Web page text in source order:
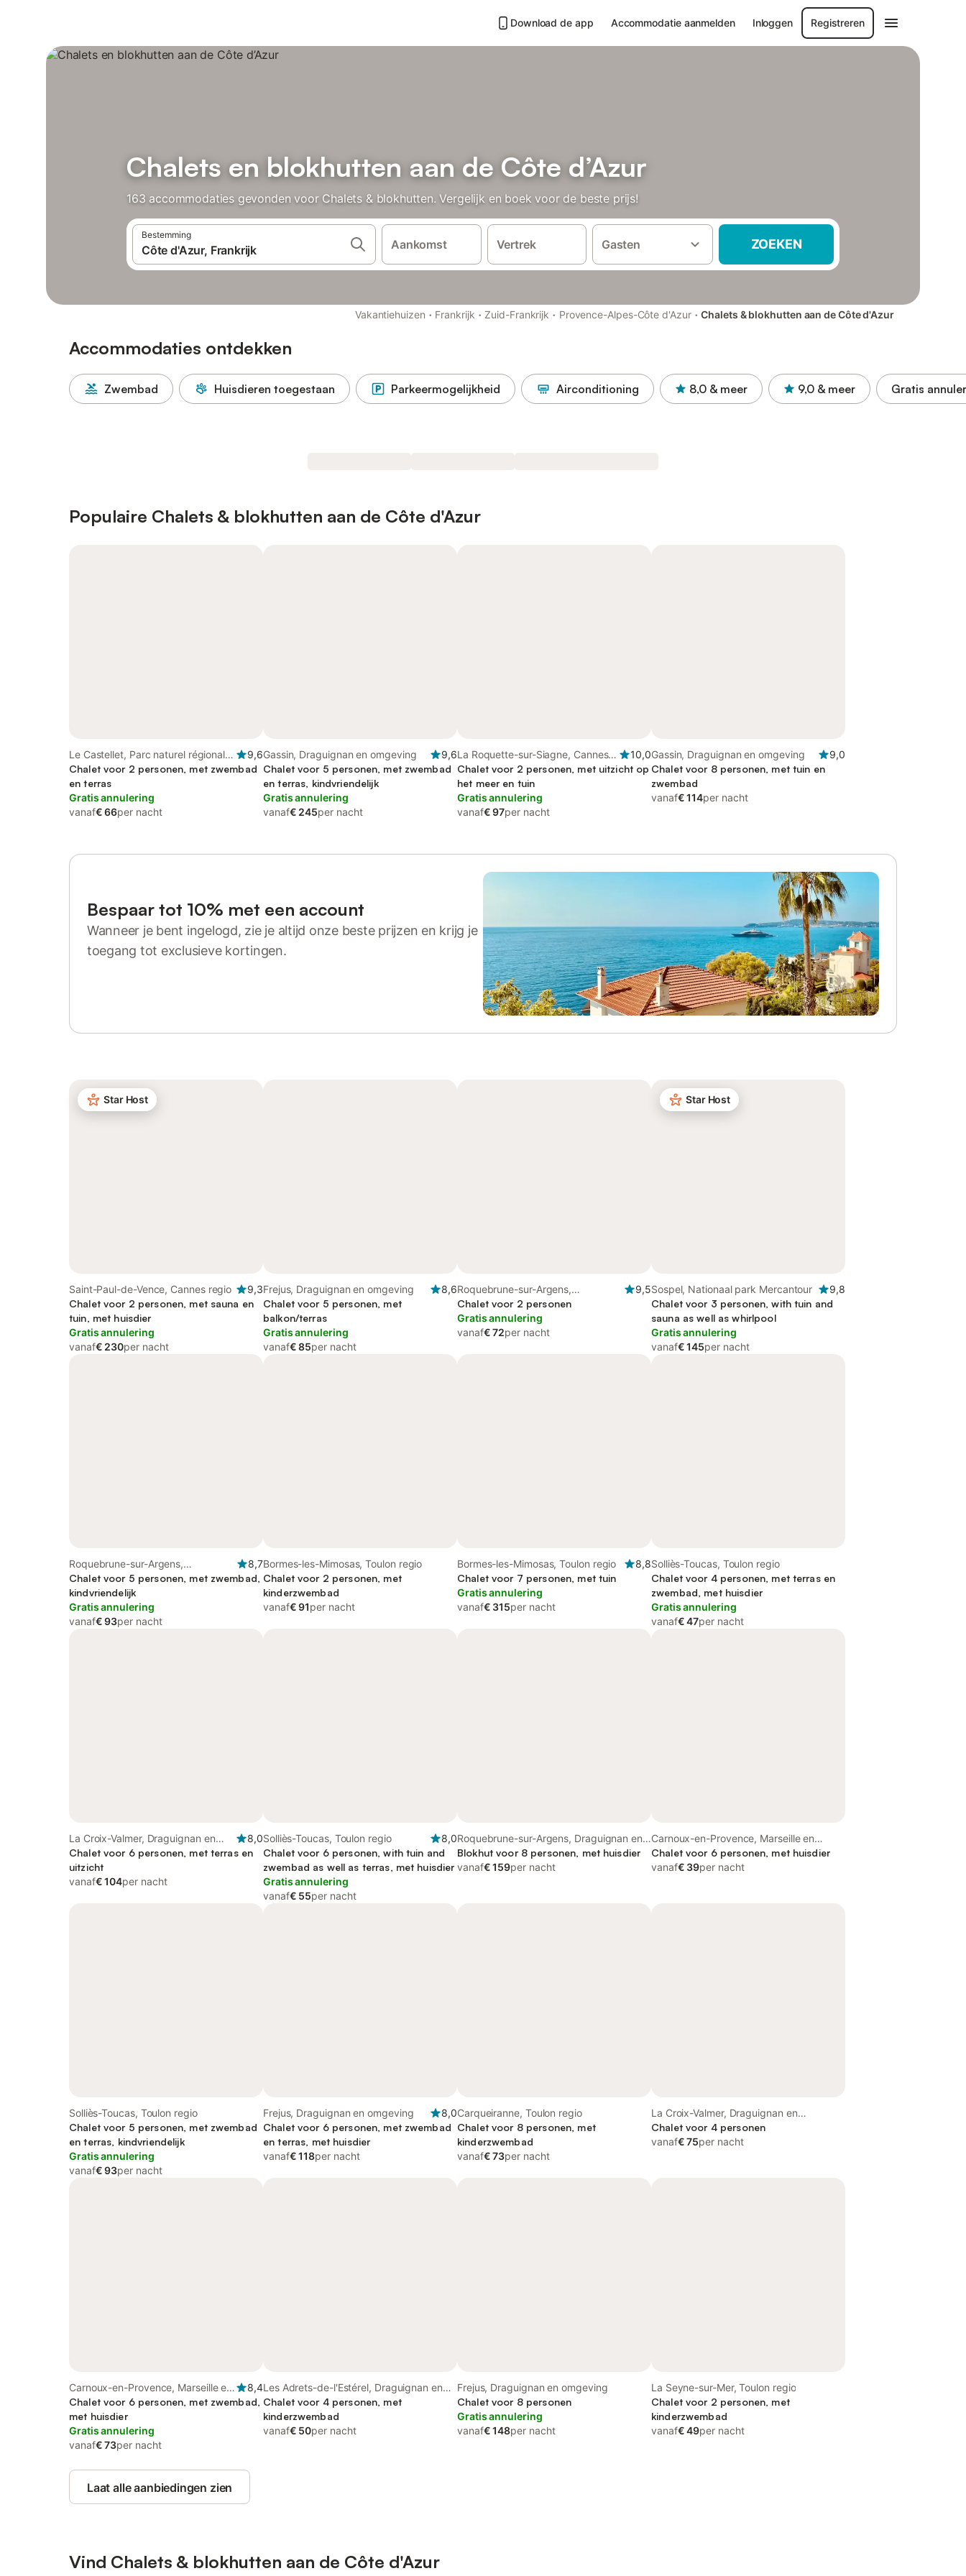
Download de app Accommodatie aanmelden Inloggen Registreren
Chalets en blokhutten aan de Côte d’Azur
163 accommodaties gevonden voor Chalets & blokhutten. Vergelijk en boek voor de beste prijs!
Bestemming
Aankomst Vertrek Gasten ZOEKEN
Vakantiehuizen · Frankrijk · Zuid-Frankrijk · Provence-Alpes-Côte d'Azur · Chalets & blokhutten aan de Côte d'Azur
Accommodaties ontdekken
Zwembad Huisdieren toegestaan Parkeermogelijkheid Airconditioning 8,0 & meer 9,0 & meer Gratis
Populaire Chalets & blokhutten aan de Côte d'Azur
Le Castellet, Parc naturel régional
de la Sainte-Baume
9,6
Chalet voor 2 personen, met zwembad
en terras
Gratis annulering
vanaf€ 66per nacht
Gassin, Draguignan en omgeving
9,6
Chalet voor 5 personen, met zwembad
en terras, kindvriendelijk
Gratis annulering
vanaf€ 245per nacht
La Roquette-sur-Siagne, Cannes
regio
10,0
Chalet voor 2 personen, met uitzicht op
het meer en tuin
Gratis annulering
vanaf€ 97per nacht
Gassin, Draguignan en omgeving
9,0
Chalet voor 8 personen, met tuin en
zwembad
vanaf€ 114per nacht
Bespaar tot 10% met een account
Wanneer je bent ingelogd, zie je altijd onze beste prijzen en krijg je
toegang tot exclusieve kortingen.
Star Host
Saint-Paul-de-Vence, Cannes regio
9,3
Chalet voor 2 personen, met sauna en
tuin, met huisdier
Gratis annulering
vanaf€ 230per nacht
Frejus, Draguignan en omgeving
8,6
Chalet voor 5 personen, met
balkon/terras
Gratis annulering
vanaf€ 85per nacht
Roquebrune-sur-Argens,
Draguignan en omgeving
9,5
Chalet voor 2 personen
Gratis annulering
vanaf€ 72per nacht
Star Host
Sospel, Nationaal park Mercantour
9,8
Chalet voor 3 personen, with tuin and
sauna as well as whirlpool
Gratis annulering
vanaf€ 145per nacht
Roquebrune-sur-Argens,
Draguignan en omgeving
8,7
Chalet voor 5 personen, met zwembad,
kindvriendelijk
Gratis annulering
vanaf€ 93per nacht
Bormes-les-Mimosas, Toulon regio
Chalet voor 2 personen, met
kinderzwembad
vanaf€ 91per nacht
Bormes-les-Mimosas, Toulon regio
8,8
Chalet voor 7 personen, met tuin
Gratis annulering
vanaf€ 315per nacht
Solliès-Toucas, Toulon regio
Chalet voor 4 personen, met terras en
zwembad, met huisdier
Gratis annulering
vanaf€ 47per nacht
La Croix-Valmer, Draguignan en
omgeving
8,0
Chalet voor 6 personen, met terras en
uitzicht
vanaf€ 104per nacht
Solliès-Toucas, Toulon regio
8,0
Chalet voor 6 personen, with tuin and
zwembad as well as terras, met huisdier
Gratis annulering
vanaf€ 55per nacht
Roquebrune-sur-Argens, Draguignan en
omgeving
Blokhut voor 8 personen, met huisdier
vanaf€ 159per nacht
Carnoux-en-Provence, Marseille en
omgeving
Chalet voor 6 personen, met huisdier
vanaf€ 39per nacht
Solliès-Toucas, Toulon regio
Chalet voor 5 personen, met zwembad
en terras, kindvriendelijk
Gratis annulering
vanaf€ 93per nacht
Frejus, Draguignan en omgeving
8,0
Chalet voor 6 personen, met zwembad
en terras, met huisdier
vanaf€ 118per nacht
Carqueiranne, Toulon regio
Chalet voor 8 personen, met
kinderzwembad
vanaf€ 73per nacht
La Croix-Valmer, Draguignan en
omgeving
Chalet voor 4 personen
vanaf€ 75per nacht
Carnoux-en-Provence, Marseille en
omgeving
8,4
Chalet voor 6 personen, met zwembad,
met huisdier
Gratis annulering
vanaf€ 73per nacht
Les Adrets-de-l'Estérel, Draguignan en
omgeving
Chalet voor 4 personen, met
kinderzwembad
vanaf€ 50per nacht
Frejus, Draguignan en omgeving
Chalet voor 8 personen
Gratis annulering
vanaf€ 148per nacht
La Seyne-sur-Mer, Toulon regio
Chalet voor 2 personen, met
kinderzwembad
vanaf€ 49per nacht
Laat alle aanbiedingen zien
Vind Chalets & blokhutten aan de Côte d'Azur